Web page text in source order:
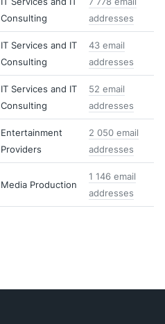
Consulting
addresses
IT Services and IT
Consulting
43 email
addresses
IT Services and IT
Consulting
52 email
addresses
Entertainment
Providers
2 050 email
addresses
Media Production
1 146 email
addresses